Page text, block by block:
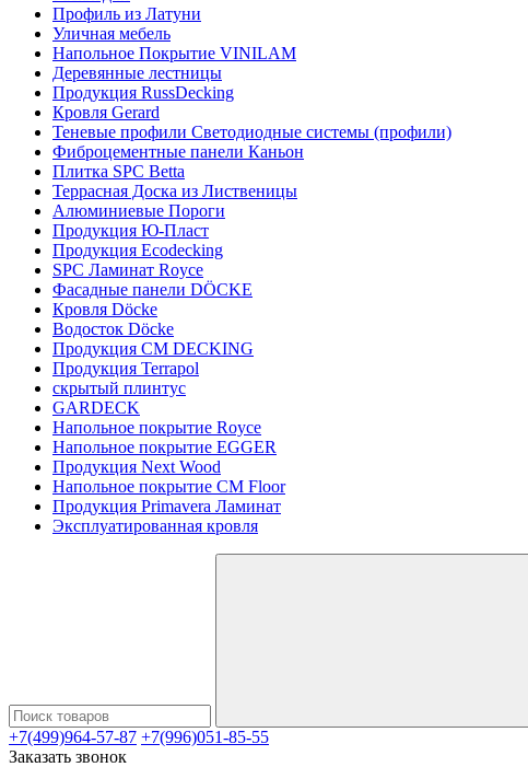
Профиль из Латуни
Уличная мебель
Напольное Покрытие VINILAM
Деревянные лестницы
Продукция RussDecking
Кровля Gerard
Теневые профили Светодиодные системы (профили)
Фиброцементные панели Каньон
Плитка SPC Betta
Террасная Доска из Лиственицы
Алюминиевые Пороги
Продукция Ю-Пласт
Продукция Ecodecking
SPC Ламинат Royce
Фасадные панели DÖCKE
Кровля Döcke
Водосток Döcke
Продукция CM DECKING
Продукция Terrapol
скрытый плинтус
GARDECK
Напольное покрытие Royce
Напольное покрытие EGGER
Продукция Next Wood
Напольное покрытие CM Floor
Продукция Primavera Ламинат
Эксплуатированная кровля
+7(499)964-57-87 +7(996)051-85-55
Заказать звонок